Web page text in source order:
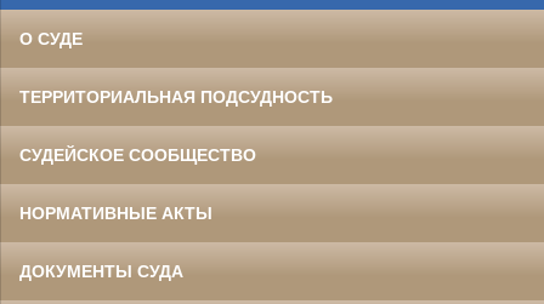
О СУДЕ
ТЕРРИТОРИАЛЬНАЯ ПОДСУДНОСТЬ
СУДЕЙСКОЕ СООБЩЕСТВО
НОРМАТИВНЫЕ АКТЫ
ДОКУМЕНТЫ СУДА